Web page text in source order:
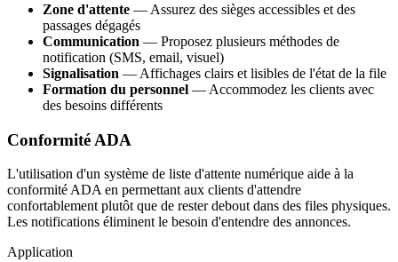
Zone d'attente — Assurez des sièges accessibles et des
passages dégagés
Communication — Proposez plusieurs méthodes de
notification (SMS, email, visuel)
Signalisation — Affichages clairs et lisibles de l'état de la file
Formation du personnel — Accommodez les clients avec
des besoins différents
Conformité ADA
L'utilisation d'un système de liste d'attente numérique aide à la
conformité ADA en permettant aux clients d'attendre
confortablement plutôt que de rester debout dans des files physiques.
Les notifications éliminent le besoin d'entendre des annonces.
Application